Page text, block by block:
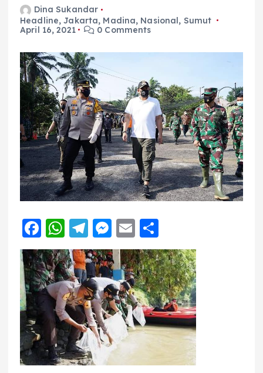
Dina Sukandar
Headline,Jakarta, Madina, Nasional, Sumut
April 16, 2021
0 Comments
F
a
c
e
b
o
o
k
W
h
a
ts
A
p
p
T
el
e
g
r
a
m
M
e
ss
e
n
g
er
E
m
ai
l
h
a
re